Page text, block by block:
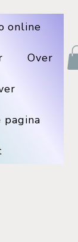
online
Over
pagina